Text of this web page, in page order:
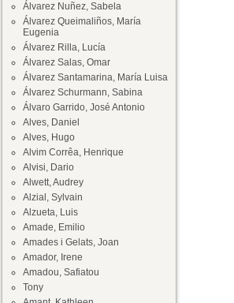
Álvarez Nuñez, Sabela
Álvarez Queimaliños, María
Eugenia
Álvarez Rilla, Lucía
Álvarez Salas, Omar
Álvarez Santamarina, María Luisa
Álvarez Schurmann, Sabina
Álvaro Garrido, José Antonio
Alves, Daniel
Alves, Hugo
Alvim Corrêa, Henrique
Alvisi, Dario
Alwett, Audrey
Alzial, Sylvain
Alzueta, Luis
Amade, Emilio
Amades i Gelats, Joan
Amador, Irene
Amadou, Safiatou
Tony